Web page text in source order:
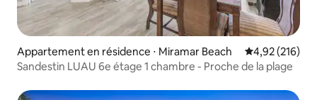
Appartement en résidence ⋅ Miramar Beach Évaluation
4,92 (216)
Sandestin LUAU 6e étage 1 chambre - Proche de la plage